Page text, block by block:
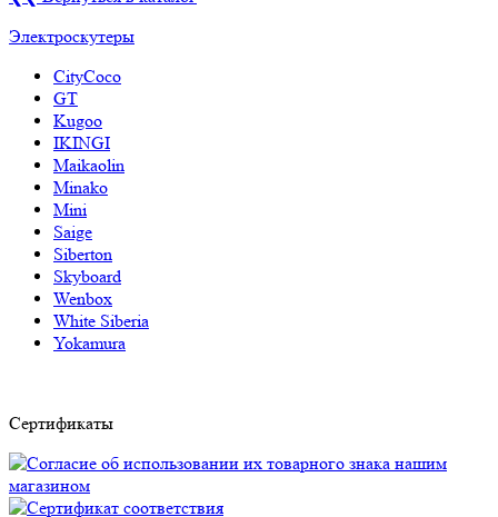
Электроскутеры
CityCoco
GT
Kugoo
IKINGI
Maikaolin
Minako
Mini
Saige
Siberton
Skyboard
Wenbox
White Siberia
Yokamura
Сертификаты